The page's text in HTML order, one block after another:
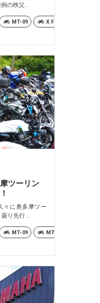
XSR900
の秩父...
MT-09 X FORCE
グスター1100
月例
ツーリン
々に奥多摩ツー
り先行...
MT-09 MT-10